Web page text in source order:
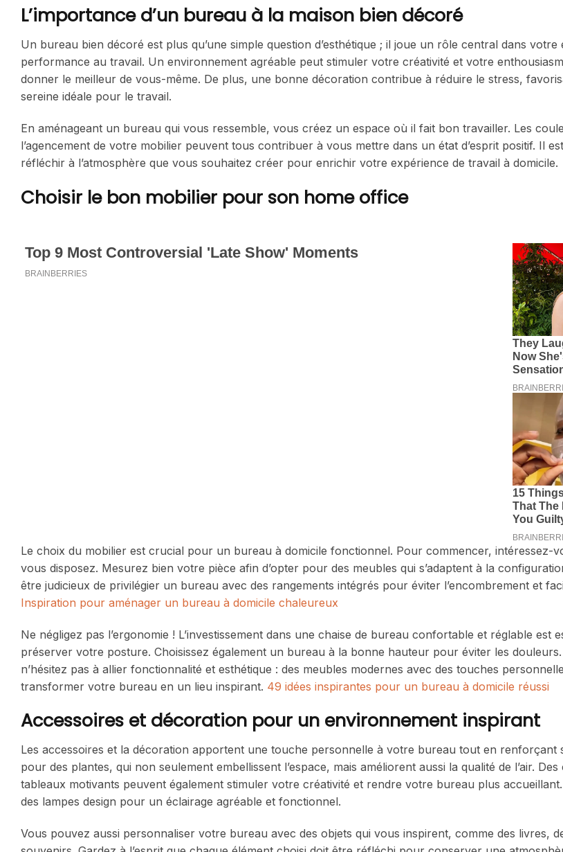
L’importance d’un bureau à la maison bien décoré
Un bureau bien décoré est plus qu’une simple question d’esthétique ; il joue un rôle central dans votre
performance au travail. Un environnement agréable peut stimuler votre créativité et votre
donner le meilleur de vous-même. De plus, une bonne décoration contribue à réduire le stress,
sereine idéale pour le travail.
En aménageant un bureau qui vous ressemble, vous créez un espace où il fait bon travailler. Les
l’agencement de votre mobilier peuvent tous contribuer à vous mettre dans un état d’esprit positif. Il
réfléchir à l’atmosphère que vous souhaitez créer pour enrichir votre expérience de travail à domicile.
Choisir le bon mobilier pour son home office
Le choix du mobilier est crucial pour un bureau à domicile fonctionnel. Pour commencer, intéressez-
vous disposez. Mesurez bien votre pièce afin d’opter pour des meubles qui s’adaptent à la
être judicieux de privilégier un bureau avec des rangements intégrés pour éviter l’encombrement et
Inspiration pour aménager un bureau à domicile chaleureux
Ne négligez pas l’ergonomie ! L’investissement dans une chaise de bureau confortable et réglable est
préserver votre posture. Choisissez également un bureau à la bonne hauteur pour éviter les
n’hésitez pas à allier fonctionnalité et esthétique : des meubles modernes avec des touches
transformer votre bureau en un lieu inspirant. 49 idées inspirantes pour un bureau à domicile réussi
Accessoires et décoration pour un environnement inspirant
Les accessoires et la décoration apportent une touche personnelle à votre bureau tout en renforçant
pour des plantes, qui non seulement embellissent l’espace, mais améliorent aussi la qualité de l’air.
tableaux motivants peuvent également stimuler votre créativité et rendre votre bureau plus
des lampes design pour un éclairage agréable et fonctionnel.
Vous pouvez aussi personnaliser votre bureau avec des objets qui vous inspirent, comme des livres,